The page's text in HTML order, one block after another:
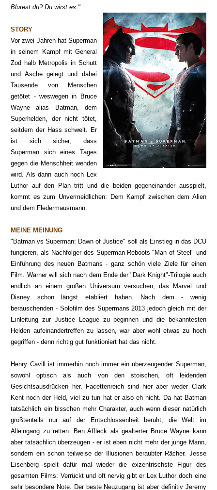
Blutest du? Du wirst es."
STORY
Vor zwei Jahren hat Superman
in seinem Kampf mit General
Zod halb Metropolis in Schutt
und Asche gelegt und dabei
Tausende von Menschen
getötet - weswegen in Bruce
Wayne alias Batman, dem
Superhelden, der nicht tötet,
seitdem der Hass schwelt. Er
ist sich sicher, dass
Superman sich eines Tages
gegen die Menschheit wenden
wird. Als dann auch noch Lex
Luthor auf den Plan tritt und die beiden gegeneinander ausspielt,
kommt es zum Unvermeidlichen: Dem Kampf zwischen dem Alien
und dem Fledermausmann.
MEINE MEINUNG
"Batman vs Superman: Dawn of Justice" soll als Einstieg in das DCU
fungieren, als Nachfolger des Superman-Reboots "Man of Steel" und
Einführung des neuen Batmans - ganz schön viele Ziele für einen
Film. Warner will sich nach dem Ende der "Dark Knight"-Trilogie auch
endlich an einem großen Universum versuchen, das Marvel und
Disney schon längst etabliert haben. Nach dem - wenig
berauschenden - Solofilm des Supermans 2013 jedoch gleich mit der
Einleitung zur Justice League zu beginnen und die bekanntesten
Helden aufeinandertreffen zu lassen, war aber wohl etwas zu hoch
gegriffen - denn richtig gut funktioniert hat das nicht.
Henry Cavill ist immerhin noch immer ein überzeugender Superman,
sowohl optisch als auch von den stoischen, oft leidenden
Gesichtsausdrücken her. Facettenreich sind hier aber weder Clark
Kent noch der Held, viel zu tun hat er also eh nicht. Da hat Batman
tatsächlich ein bisschen mehr Charakter, auch wenn dieser natürlich
größtenteils nur auf der Entschlossenheit beruht, die Welt im
Alleingang zu retten. Ben Affleck als gealterter Bruce Wayne kann
aber tatsächlich überzeugen - er ist eben nicht mehr der junge Mann,
sondern ein schon teilweise der Illusionen beraubter Rächer. Jesse
Eisenberg spielt dafür mal wieder die exzentrischste Figur des
gesamten Films: Verrückt und oft nervig gibt er Lex Luthor doch eine
sehr besondere Note. Der beste Neuzugang ist aber definitiv Jeremy